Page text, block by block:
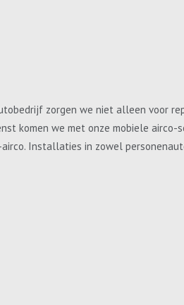
zorgen we niet alleen voor
komen we met onze mobiele airco-
Installaties in zowel